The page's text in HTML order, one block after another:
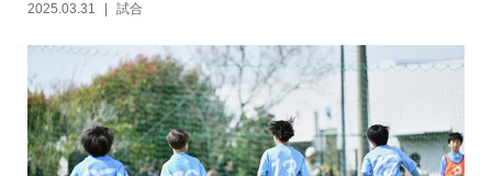
2025.03.31 試合